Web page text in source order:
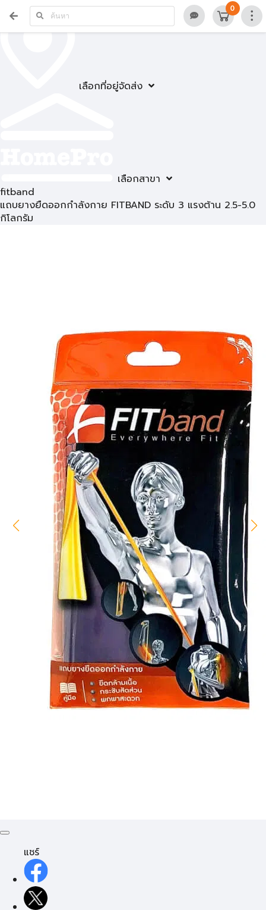
เลือกที่อยู่จัดส่ง
เลือกสาขา
0
fitband
แถบยางยืดออกกำลังกาย FITBAND ระดับ 3 แรงต้าน 2.5-5.0
กิโลกรัม
แชร์